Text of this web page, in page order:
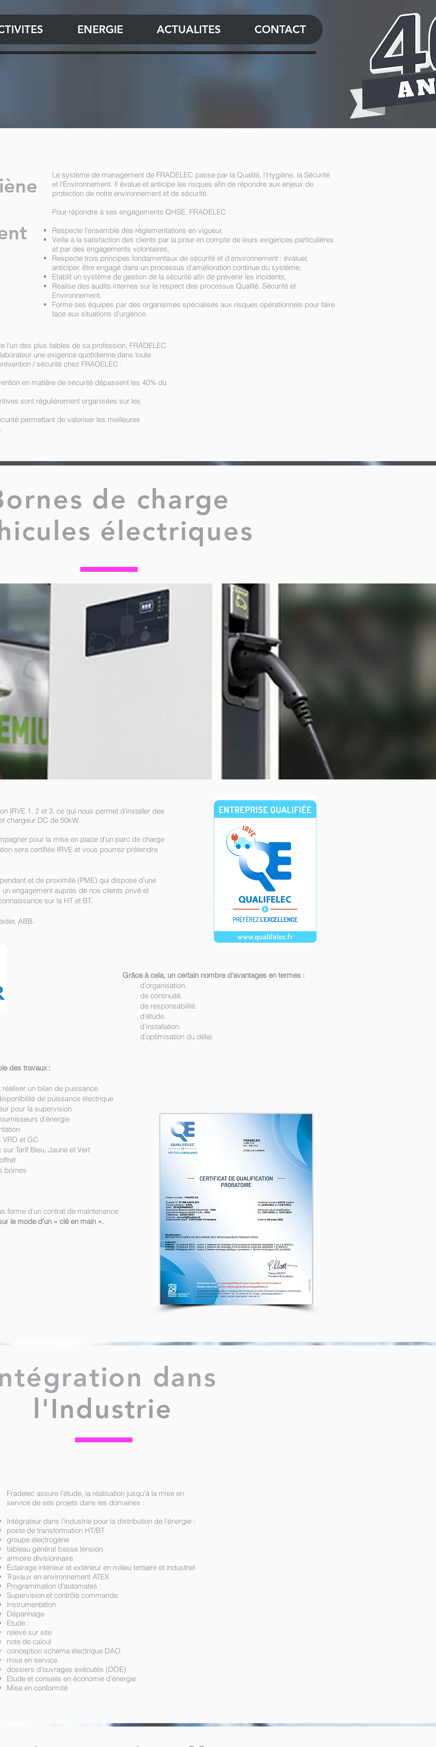
ENERGIE ACTUALITES CONTACT
Le système de management de FRADELEC passe par la Qualité, l'Hygiène, la Sécurité
et l'Environnement. Il évalue et anticipe les risques afin de répondre aux enjeux de
protection de notre environnement et de sécurité.
Pour répondre à ses engagements QHSE, FRADELEC :
Respecte l'ensemble des réglementations en vigueur,
Veille à la satisfaction des clients par la prise en compte de leurs exigences particulières
et par des engagements volontaires,
Respecte trois principes fondamentaux de sécurité et d'environnement : évaluer,
anticiper, être engagé dans un processus d'amélioration continue du système,
Etablit un système de gestion de la sécurité afin de prévenir les incidents,
Réalise des audits internes sur le respect des processus Qualité, Sécurité et
Environnement,
Forme ses équipes par des organismes spécialisés aux risques opérationnels pour faire
face aux situations d'urgence.
l'un des plus faibles de sa profession, FRADELEC
une exigence quotidienne dans toute
/ sécurité chez FRADELEC :
en matière de sécurité dépassent les 40% du
sont régulièrement organisées sur les
permettant de valoriser les meilleures
de charge
électriques
IRVE 1, 2 et 3, ce qui nous permet d’installer des
chargeur DC de 50kW.
pour la mise en place d'un parc de charge
sera certifiée IRVE et vous pourrez prétendre
et de proximité (PME) qui dispose d'une
engagement auprès de nos clients privé et
sur la HT et BT.
ABB.
Grâce à cela, un certain nombre d’avantages en termes :
. d’organisation.
. de continuité.
. de responsabilité.
. d’étude.
. d’installation.
. d’optimisation du délai.
des travaux :
réaliser un bilan de puissance.
de puissance électrique
pour la supervision
d’énergie
VRD et GC
Tarif Bleu, Jaune et Vert
bornes
forme d’un contrat de maintenance
le mode d’un « clé en main ».
dans
l'Industrie
Fradelec assure l’étude, la réalisation jusqu’à la mise en
service de ses projets dans les domaines :
Intégrateur dans l’industrie pour la distribution de l’énergie :
poste de transformation HT/BT
groupe électrogène
tableau général basse tension
armoire divisionnaire
Eclairage intérieur et extérieur en milieu tertiaire et industriel
Travaux en environnement ATEX
Programmation d’automates :
Supervision et contrôle commande
Instrumentation
Dépannage
Etude :
relevé sur site
note de calcul
conception schéma électrique DAO
mise en service
dossiers d’ouvrages exécutés (DOE)
Etude et conseils en économie d’énergie
Mise en conformité